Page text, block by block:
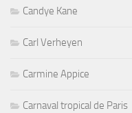
Candye Kane
Carl Verheyen
Carmine Appice
Carnaval tropical de Paris